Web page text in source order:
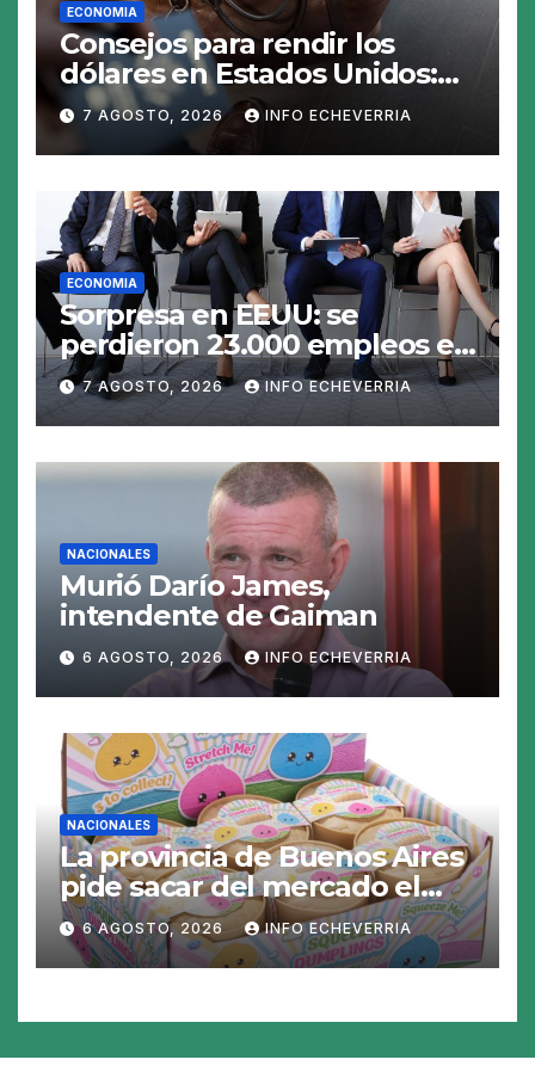
ECONOMIA
Consejos para rendir los
dólares en Estados Unidos:
claves para no gastar de más
en el viaje
7 AGOSTO, 2026 INFO ECHEVERRIA
ECONOMIA
Sorpresa en EEUU: se
perdieron 23.000 empleos en
julio y el mercado recalcula
las perspectivas para las
tasas
7 AGOSTO, 2026 INFO ECHEVERRIA
NACIONALES
Murió Darío James,
intendente de Gaiman
6 AGOSTO, 2026 INFO ECHEVERRIA
NACIONALES
La provincia de Buenos Aires
pide sacar del mercado el
«Squeezy Dumpling», un
juguete «tóxico»
6 AGOSTO, 2026 INFO ECHEVERRIA